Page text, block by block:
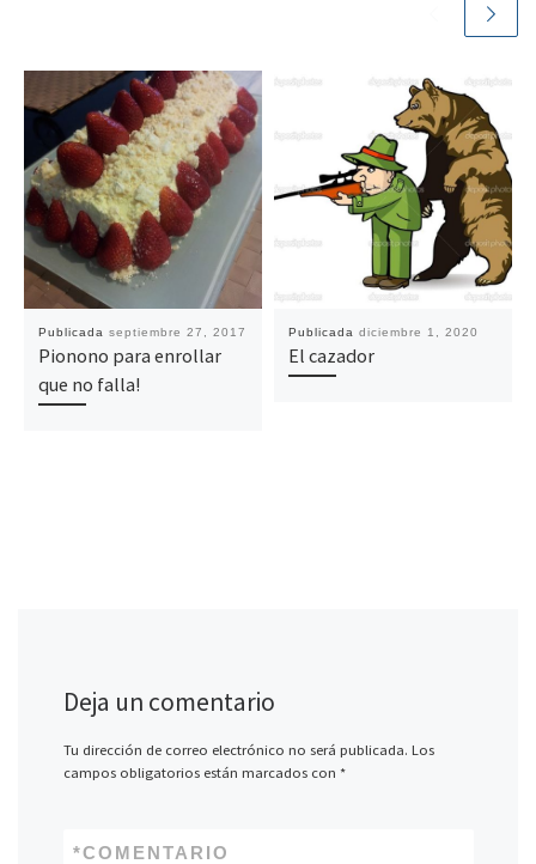
Publicada septiembre 27, 2017
Pionono para enrollar
que no falla!
Publicada diciembre 1, 2020
El cazador
Deja un comentario
Tu dirección de correo electrónico no será publicada. Los
campos obligatorios están marcados con *
COMENTARIO
*